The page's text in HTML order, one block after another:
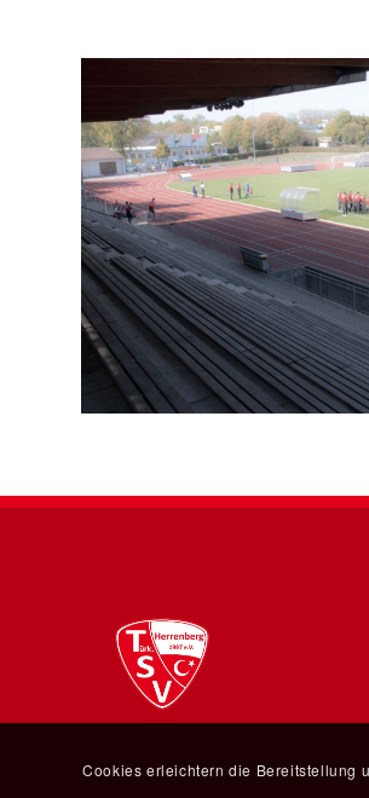
Cookies erleichtern die Bereitstellung